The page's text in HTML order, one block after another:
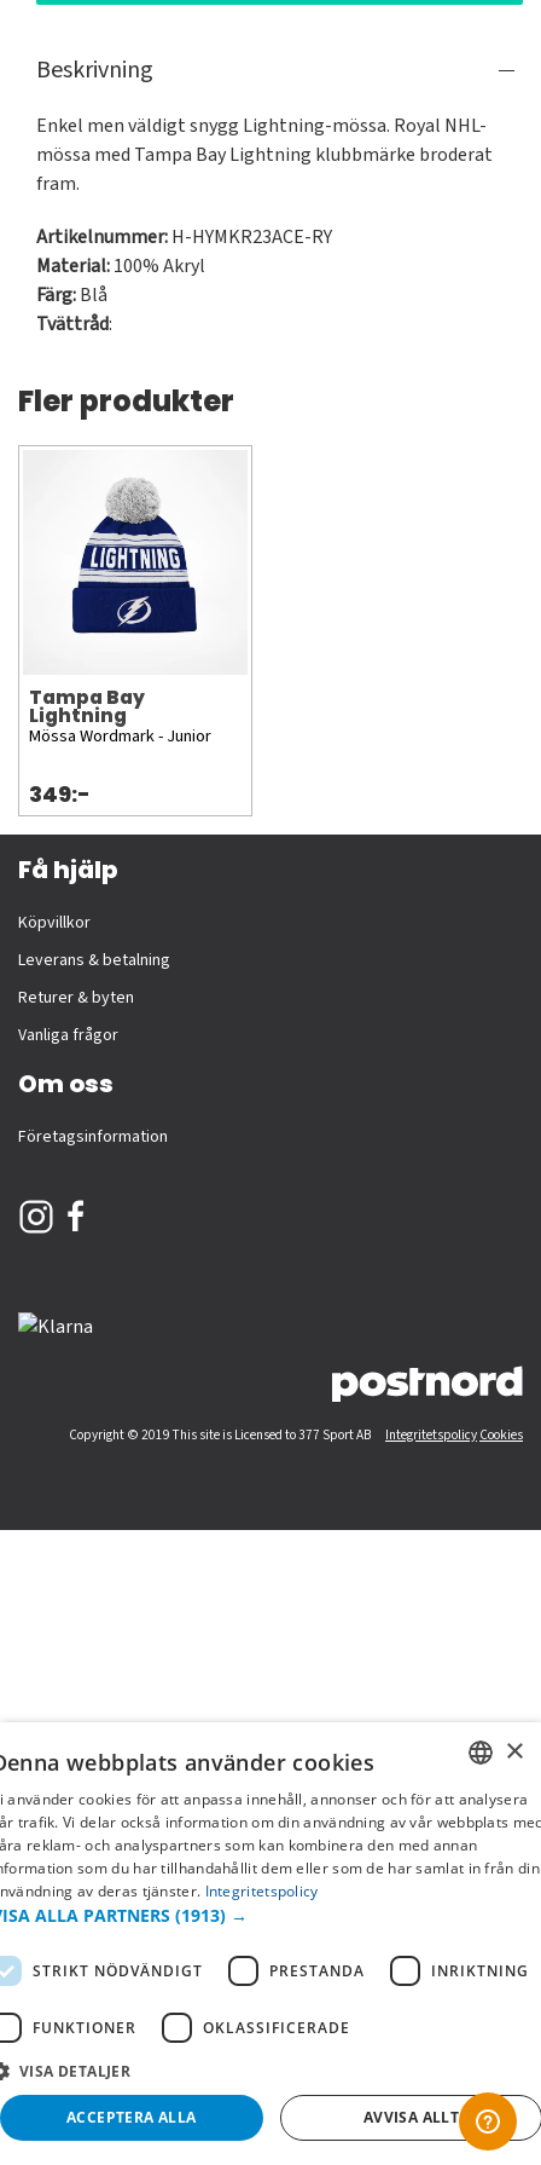
Beskrivning
Enkel men väldigt snygg Lightning-mössa. Royal NHL-
mössa med Tampa Bay Lightning klubbmärke broderat
fram.
Artikelnummer:H-HYMKR23ACE-RY
Material:100% Akryl
Färg:Blå
Tvättråd:
Fler produkter
Tampa Bay
Lightning
Mössa Wordmark - Junior
349:-
Få hjälp
Köpvillkor
Leverans & betalning
Returer & byten
Vanliga frågor
Om oss
Företagsinformation
Copyright © 2019 This site is Licensed to 377 Sport AB Integritetspolicy Cookies
SWEDISH
FI
×
webbplats använder cookies
använder cookies för att anpassa innehåll, annonser och för att analysera
trafik. Vi delar också information om din användning av vår webbplats
reklam- och analyspartners som kan kombinera den med annan
som du har tillhandahållit dem eller som de har samlat in från din
av deras tjänster. Integritetspolicy
ALLA PARTNERS (1913) →
STRIKT NÖDVÄNDIGT PRESTANDA INRIKTNING
FUNKTIONER OKLASSIFICERADE
VISA DETALJER
ACCEPTERA ALLA AVVISA ALLT